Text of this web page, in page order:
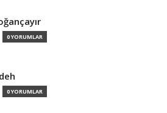
0 YORUMLAR
0 YORUMLAR